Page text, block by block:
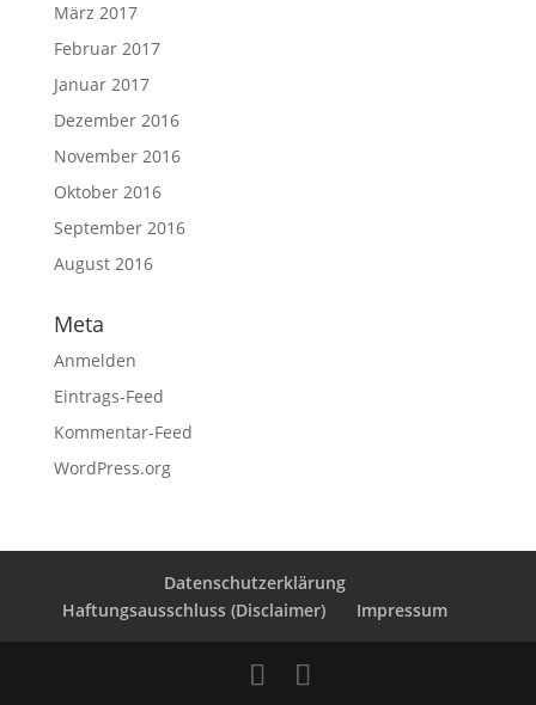
März 2017
Februar 2017
Januar 2017
Dezember 2016
November 2016
Oktober 2016
September 2016
August 2016
Meta
Anmelden
Eintrags-Feed
Kommentar-Feed
WordPress.org
Datenschutzerklärung
Haftungsausschluss (Disclaimer)
Impressum